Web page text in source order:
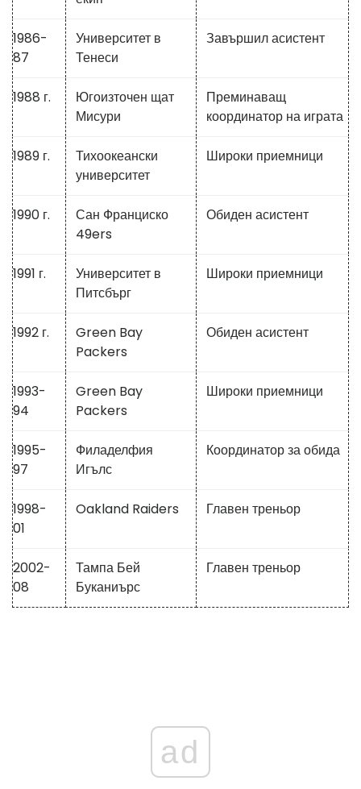
1986-
87
Университет в
Тенеси
Завършил асистент
1988 г.
Югоизточен щат
Мисури
Преминаващ
координатор на играта
1989 г.
Тихоокеански
университет
Широки приемници
1990 г.
Сан Франциско
49ers
Обиден асистент
1991 г.
Университет в
Питсбърг
Широки приемници
1992 г.
Green Bay
Packers
Обиден асистент
1993-
94
Green Bay
Packers
Широки приемници
1995-
97
Филаделфия
Игълс
Координатор за обида
1998-
01
Oakland Raiders Главен треньор
2002-
08
Тампа Бей
Буканиърс
Главен треньор
ad